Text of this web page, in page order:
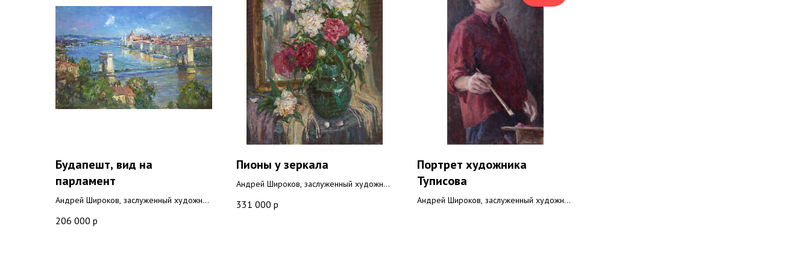
Будапешт, вид на
парламент
Андрей Широков, заслуженный художник
2024 г, холст, масло 60x90 см
206 000 р
Пионы у зеркала
Андрей Широков, заслуженный художник
2025 г, холст, масло 97x77 см
331 000 р
Портрет художника
Туписова
Андрей Широков, заслуженный художник